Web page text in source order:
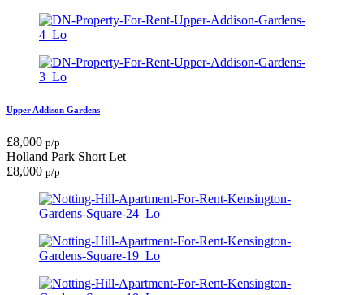
Upper Addison Gardens
£8,000 p/p
Holland Park Short Let
£8,000 p/p